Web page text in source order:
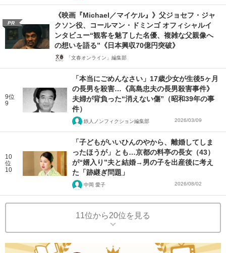
PR
《映画『Michael／マイケル』》父ジョセフ・ジャ
クソン役、コールマン・ドミンゴ オフィシャルイ
ンタビュー“観客を魅了した名優、複雑な父親像へ
の想いを語る”《日本興収70億円突破》
「文春オンライン」編集部
9位
9
「本当にごめんなさい」17歳少女が生後5ヶ月
の長男を殺害…《高島忠夫の長男殺害事件》
夫婦が背負った“消えない傷”（昭和39年の事
件）
鉄人ノンフィクション編集部 2026/03/09
10
位
10
「子どもがいいひんのやから、離婚してしま
ったほうが」とも…京都の料亭の長女（43）
が“婿入り”夫と結婚→男の子を出産後に考え
た「跡継ぎ問題」
中岡 愛子 2026/08/02
11位から20位を見る